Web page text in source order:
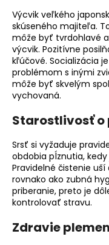
Výcvik veľkého
skúseného majiteľa.
môže byť tvrdohlavé
výcvik. Pozitívne
kľúčové. Socializácia
problémom s inými
môže byť skvelým
vychovaná.
Starostlivosť o
Srsť si vyžaduje
obdobia pĺznutia,
Pravidelné čistenie
rovnako ako zubná
priberanie, preto je
kontrolovať stravu.
Zdravie